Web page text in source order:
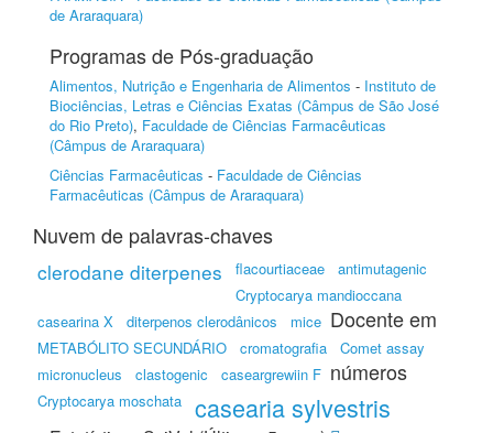
de Araraquara)
Programas de Pós-graduação
Alimentos, Nutrição e Engenharia de Alimentos - Instituto de
Biociências, Letras e Ciências Exatas (Câmpus de São José
do Rio Preto), Faculdade de Ciências Farmacêuticas
(Câmpus de Araraquara)
Ciências Farmacêuticas - Faculdade de Ciências
Farmacêuticas (Câmpus de Araraquara)
Nuvem de palavras-chaves
clerodane diterpenes flacourtiaceae
antimutagenic
Cryptocarya mandioccana
casearina X
diterpenos clerodânicos
mice
METABÓLITO SECUNDÁRIO
cromatografia
Comet assay
micronucleus
clastogenic
caseargrewiin F
Cryptocarya moschata
casearia sylvestris
Docente em
números